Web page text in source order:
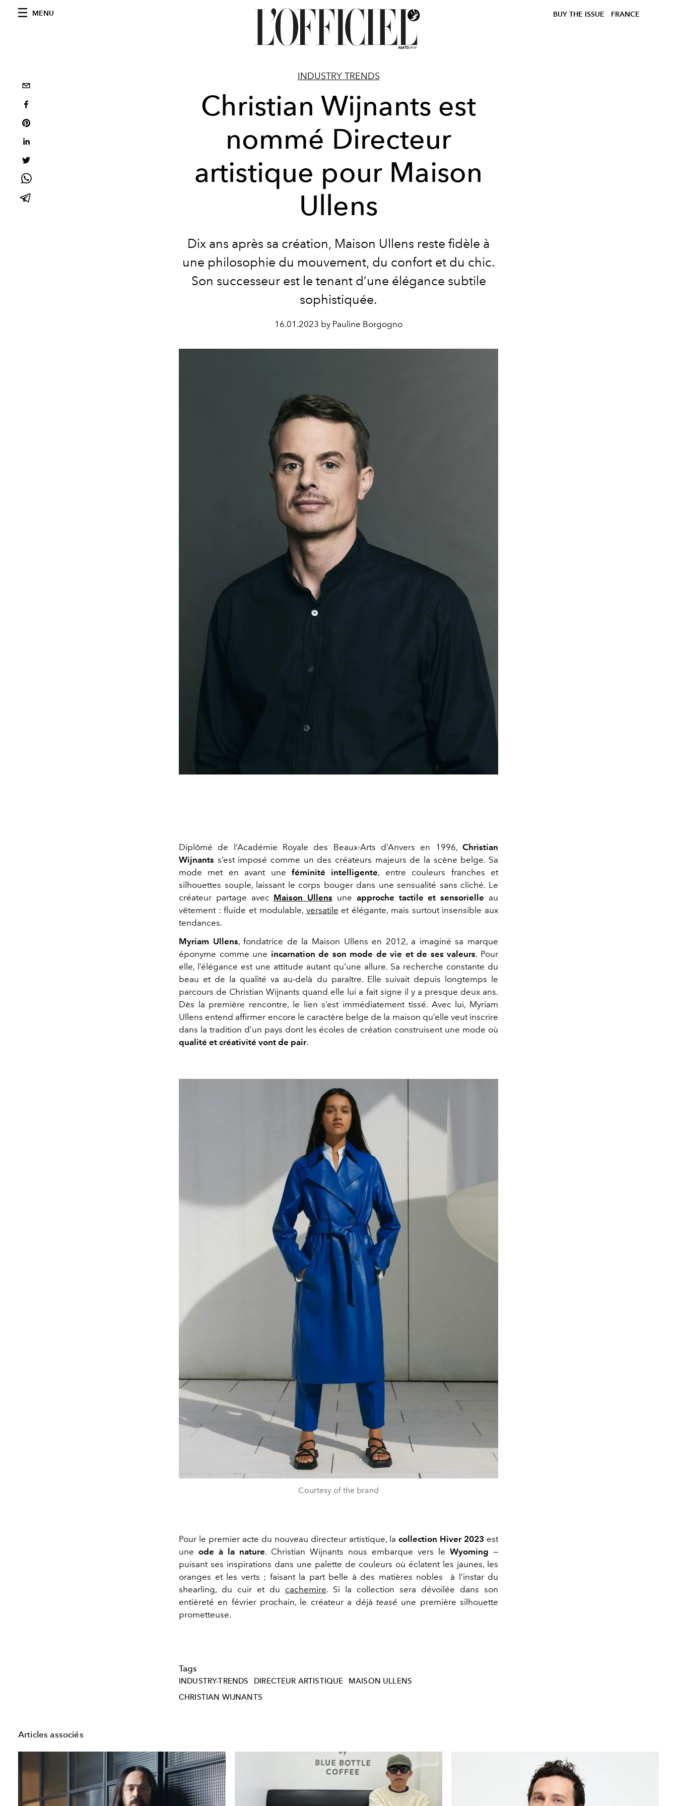
MENU BUY THE ISSUE FRANCE
INDUSTRY TRENDS
Christian Wijnants est
nommé Directeur
artistique pour Maison
Ullens
Dix ans après sa création, Maison Ullens reste fidèle à
une philosophie du mouvement, du confort et du chic.
Son successeur est le tenant d’une élégance subtile
sophistiquée.
16.01.2023 by Pauline Borgogno
Diplômé de l’Académie Royale des Beaux-Arts d’Anvers en 1996, Christian
Wijnants s’est imposé comme un des créateurs majeurs de la scène belge. Sa
mode met en avant une féminité intelligente, entre couleurs franches et
silhouettes souple, laissant le corps bouger dans une sensualité sans cliché. Le
créateur partage avec Maison Ullens une approche tactile et sensorielle au
vêtement : fluide et modulable, versatile et élégante, mais surtout insensible aux
tendances.
Myriam Ullens, fondatrice de la Maison Ullens en 2012, a imaginé sa marque
éponyme comme une incarnation de son mode de vie et de ses valeurs. Pour
elle, l’élégance est une attitude autant qu’une allure. Sa recherche constante du
beau et de la qualité va au-delà du paraître. Elle suivait depuis longtemps le
parcours de Christian Wijnants quand elle lui a fait signe il y a presque deux ans.
Dès la première rencontre, le lien s’est immédiatement tissé. Avec lui, Myriam
Ullens entend affirmer encore le caractère belge de la maison qu’elle veut inscrire
dans la tradition d’un pays dont les écoles de création construisent une mode où
qualité et créativité vont de pair.
Courtesy of the brand
Pour le premier acte du nouveau directeur artistique, la collection Hiver 2023 est
une ode à la nature. Christian Wijnants nous embarque vers le Wyoming —
puisant ses inspirations dans une palette de couleurs où éclatent les jaunes, les
oranges et les verts ; faisant la part belle à des matières nobles
à l’instar du
shearling, du cuir et du cachemire. Si la collection sera dévoilée dans son
entièreté en février prochain, le créateur a déjà teasé une première silhouette
prometteuse.
Tags
INDUSTRY-TRENDS DIRECTEUR ARTISTIQUE
MAISON ULLENS
CHRISTIAN WIJNANTS
Articles associés